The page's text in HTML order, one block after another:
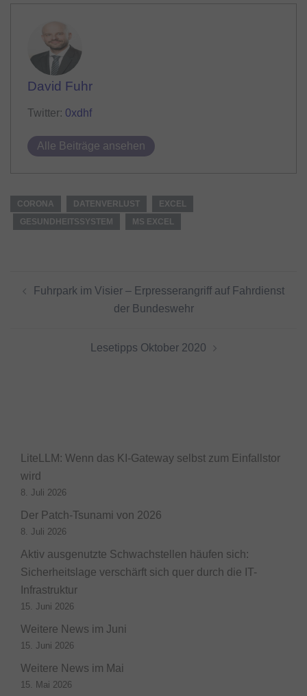
David Fuhr
Twitter: 0xdhf
Alle Beiträge ansehen
CORONA DATENVERLUST
EXCEL
GESUNDHEITSSYSTEM
MS EXCEL
Fuhrpark im Visier – Erpresserangriff auf Fahrdienst
der Bundeswehr
Lesetipps Oktober 2020
LiteLLM: Wenn das KI-Gateway selbst zum Einfallstor
wird
8. Juli 2026
Der Patch-Tsunami von 2026
8. Juli 2026
Aktiv ausgenutzte Schwachstellen häufen sich:
Sicherheitslage verschärft sich quer durch die IT-
Infrastruktur
15. Juni 2026
Weitere News im Juni
15. Juni 2026
Weitere News im Mai
15. Mai 2026